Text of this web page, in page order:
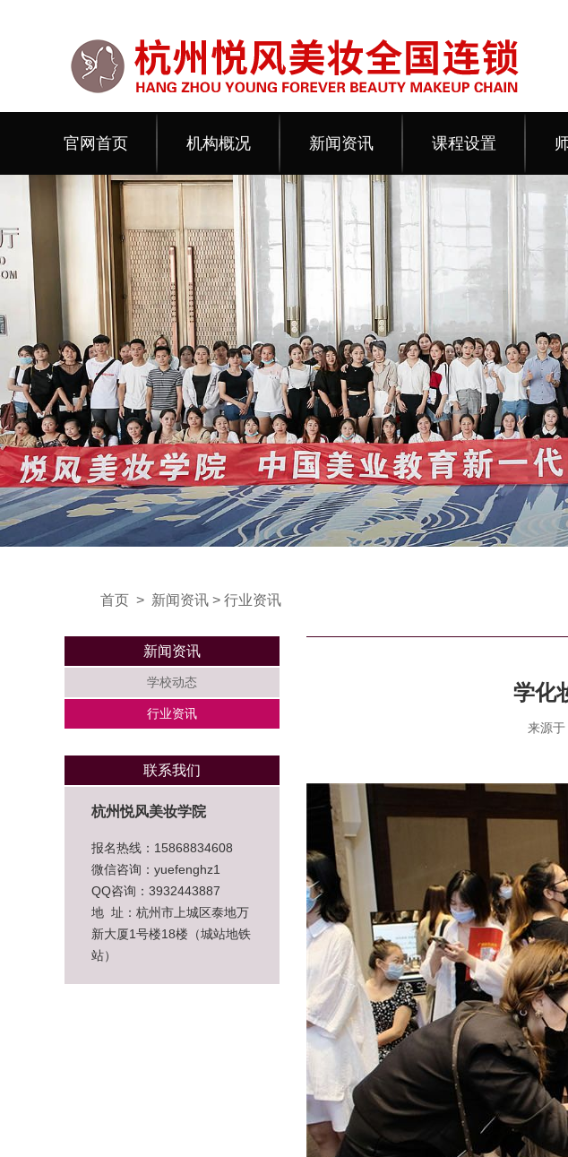
官网首页 机构概况 新闻资讯 课程设置
首页 > 新闻资讯 > 行业资讯
新闻资讯
学校动态
行业资讯
联系我们
杭州悦风美妆学院
报名热线：15868834608
微信咨询：yuefenghz1
QQ咨询：3932443887
地 址：杭州市上城区泰地万
新大厦1号楼18楼（城站地铁
站）
学化
来源于